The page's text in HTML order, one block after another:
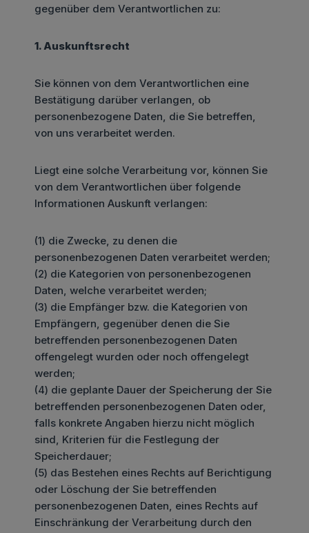
gegenüber dem Verantwortlichen zu:
1. Auskunftsrecht
Sie können von dem Verantwortlichen eine
Bestätigung darüber verlangen, ob
personenbezogene Daten, die Sie betreffen,
von uns verarbeitet werden.
Liegt eine solche Verarbeitung vor, können Sie
von dem Verantwortlichen über folgende
Informationen Auskunft verlangen:
(1) die Zwecke, zu denen die
personenbezogenen Daten verarbeitet werden;
(2) die Kategorien von personenbezogenen
Daten, welche verarbeitet werden;
(3) die Empfänger bzw. die Kategorien von
Empfängern, gegenüber denen die Sie
betreffenden personenbezogenen Daten
offengelegt wurden oder noch offengelegt
werden;
(4) die geplante Dauer der Speicherung der Sie
betreffenden personenbezogenen Daten oder,
falls konkrete Angaben hierzu nicht möglich
sind, Kriterien für die Festlegung der
Speicherdauer;
(5) das Bestehen eines Rechts auf Berichtigung
oder Löschung der Sie betreffenden
personenbezogenen Daten, eines Rechts auf
Einschränkung der Verarbeitung durch den